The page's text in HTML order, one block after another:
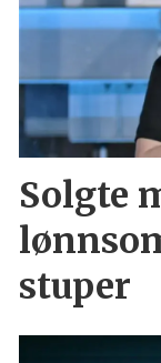
Solgte
stuper